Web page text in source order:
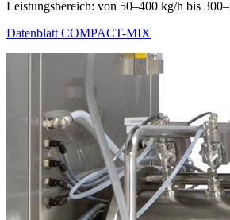
Leistungsbereich: von 50–400 kg/h bis
Datenblatt COMPACT-MIX